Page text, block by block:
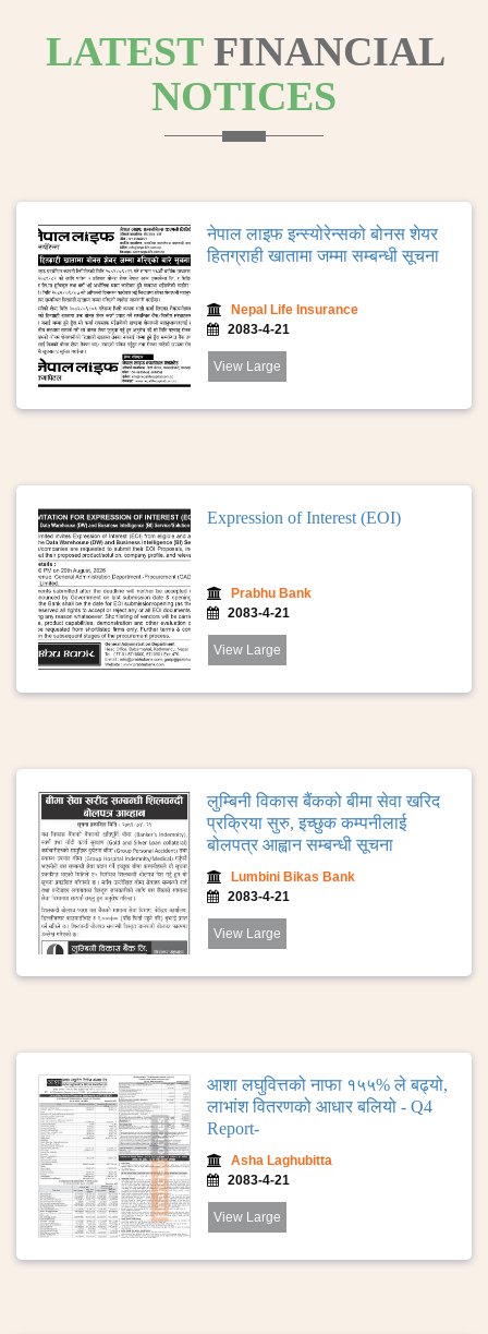
LATESTFINANCIAL
NOTICES
नेपाल लाइफ इन्स्योरेन्सको बोनस शेयर
हितग्राही खातामा जम्मा सम्बन्धी सूचना
Nepal Life Insurance
2083-4-21
View Large
Expression of Interest (EOI)
Prabhu Bank
2083-4-21
View Large
लुम्बिनी विकास बैंकको बीमा सेवा खरिद
प्रक्रिया सुरु, इच्छुक कम्पनीलाई
बोलपत्र आह्वान सम्बन्धी सूचना
Lumbini Bikas Bank
2083-4-21
View Large
आशा लघुवित्तको नाफा १५५% ले बढ्यो,
लाभांश वितरणको आधार बलियो - Q4
Report-
Asha Laghubitta
2083-4-21
View Large